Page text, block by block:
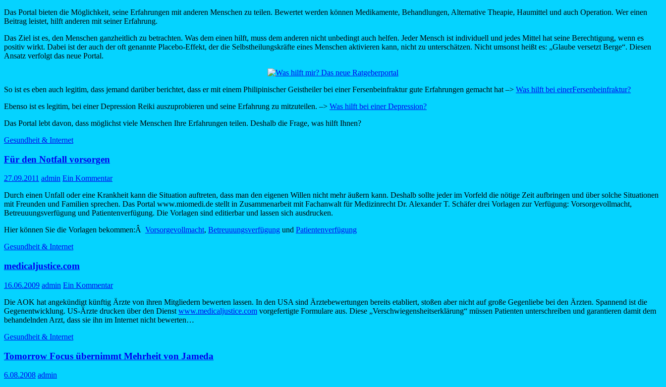
Das Portal bieten die Möglichkeit, seine Erfahrungen mit anderen Menschen zu teilen. Bewertet werden können Medikamente, Behandlungen, Alternative Theapie, Haumittel und auch Operation. Wer einen
Beitrag leistet, hilft anderen mit seiner Erfahrung.
Das Ziel ist es, den Menschen ganzheitlich zu betrachten. Was dem einen hilft, muss dem anderen nicht unbedingt auch helfen. Jeder Mensch ist individuell und jedes Mittel hat seine Berechtigung, wenn es
positiv wirkt. Dabei ist der auch der oft genannte Placebo-Effekt, der die Selbstheilungskräfte eines Menschen aktivieren kann, nicht zu unterschätzen. Nicht umsonst heißt es: „Glaube versetzt Berge“. Diesen
Ansatz verfolgt das neue Portal.
So ist es eben auch legitim, dass jemand darüber berichtet, dass er mit einem Philipinischer Geistheiler bei einer Fersenbeinfraktur gute Erfahrungen gemacht hat –> Was hilft bei einerFersenbeinfraktur?
Ebenso ist es legitim, bei einer Depression Reiki auszuprobieren und seine Erfahrung zu mitzuteilen. –> Was hilft bei einer Depression?
Das Portal lebt davon, dass möglichst viele Menschen Ihre Erfahrungen teilen. Deshalb die Frage, was hilft Ihnen?
Gesundheit & Internet
Für den Notfall vorsorgen
27.09.2011 admin Ein Kommentar
Durch einen Unfall oder eine Krankheit kann die Situation auftreten, dass man den eigenen Willen nicht mehr äußern kann. Deshalb sollte jeder im Vorfeld die nötige Zeit aufbringen und über solche Situationen
mit Freunden und Familien sprechen. Das Portal www.miomedi.de stellt in Zusammenarbeit mit Fachanwalt für Medizinrecht Dr. Alexander T. Schäfer drei Vorlagen zur Verfügung: Vorsorgevollmacht,
Betreuuungsverfügung und Patientenverfügung. Die Vorlagen sind editierbar und lassen sich ausdrucken.
Hier können Sie die Vorlagen bekommen:Â Vorsorgevollmacht, Betreuuungsverfügung und Patientenverfügung
Gesundheit & Internet
medicaljustice.com
16.06.2009 admin Ein Kommentar
Die AOK hat angekündigt künftig Ärzte von ihren Mitgliedern bewerten lassen. In den USA sind Ärztebewertungen bereits etabliert, stoßen aber nicht auf große Gegenliebe bei den Ärzten. Spannend ist die
Gegenentwicklung. US-Ärzte drucken über den Dienst www.medicaljustice.com vorgefertigte Formulare aus. Diese „Verschwiegensheitserklärung“ müssen Patienten unterschreiben und garantieren damit dem
behandelnden Arzt, dass sie ihn im Internet nicht bewerten…
Gesundheit & Internet
Tomorrow Focus übernimmt Mehrheit von Jameda
6.08.2008 admin